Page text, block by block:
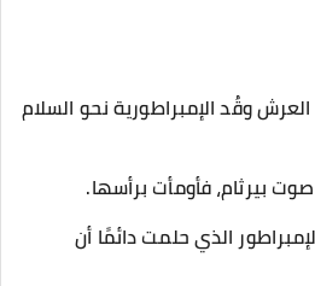
وقُد الإمبراطورية نحو السلام
بيرثام، فأومأت برأسها.
الذي حلمت دائمًا أن